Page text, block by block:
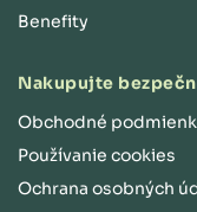
Benefity
Nakupujte
Obchodné
Používanie cookies
Ochrana osobných